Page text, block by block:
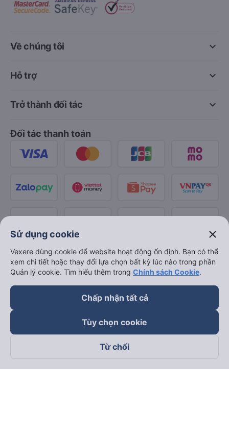
keyboard_arrow_down
Về chúng tôi
keyboard_arrow_down
Hỗ trợ
keyboard_arrow_down
Trở thành đối tác
Đối tác thanh toán
Theo dõi chúng tôi trên
Sử dụng cookie close
Vexere dùng cookie để website hoạt động ổn định. Bạn có thể
xem chi tiết hoặc thay đổi lựa chọn bất kỳ lúc nào trong phần
Quản lý cookie. Tìm hiểu thêm trong Chính sách Cookie.
Chấp nhận tất cả
Tùy chọn cookie
Từ chối